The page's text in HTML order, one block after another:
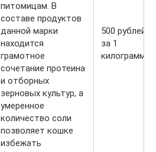
питомицам. В
составе продуктов
данной марки
находится
грамотное
сочетание протеина
и отборных
зерновых культур, а
умеренное
количество соли
позволяет кошке
избежать
500 рублей
за 1
килограмм